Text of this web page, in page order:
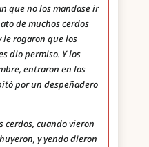
que no los mandase ir
de muchos cerdos
le rogaron que los
dio permiso. Y los
entraron en los
por un despeñadero
cerdos, cuando vieron
y yendo dieron